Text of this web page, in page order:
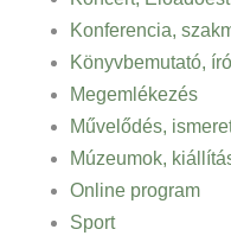
Konferencia,
Könyvbemutató,
Megemlékezés
Művelődés,
Múzeumok,
Online program
Sport